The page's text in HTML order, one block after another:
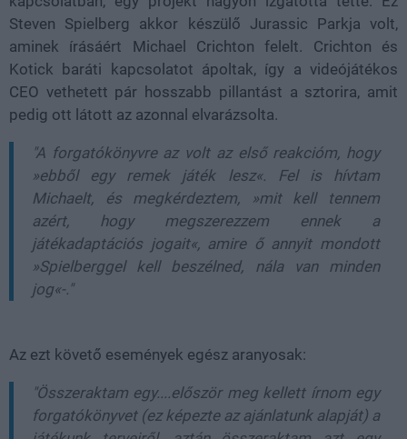
Steven Spielberg akkor készülő Jurassic Parkja volt,
aminek írásáért Michael Crichton felelt. Crichton és
Kotick baráti kapcsolatot ápoltak, így a videójátékos
CEO vethetett pár hosszabb pillantást a sztorira, amit
pedig ott látott az azonnal elvarázsolta.
"A forgatókönyvre az volt az első reakcióm, hogy
»ebből egy remek játék lesz«. Fel is hívtam
Michaelt, és megkérdeztem, »mit kell tennem
azért, hogy megszerezzem ennek a
játékadaptációs jogait«, amire ő annyit mondott
»Spielberggel kell beszélned, nála van minden
jog«-."
Az ezt követő események egész aranyosak:
"Összeraktam egy....először meg kellett írnom egy
forgatókönyvet (ez képezte az ajánlatunk alapját) a